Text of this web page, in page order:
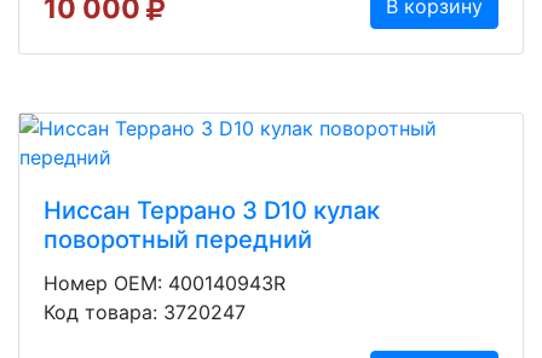
10 000 В корзину
Ниссан Террано 3 D10 кулак
поворотный передний
Номер OEM: 400140943R
Код товара: 3720247